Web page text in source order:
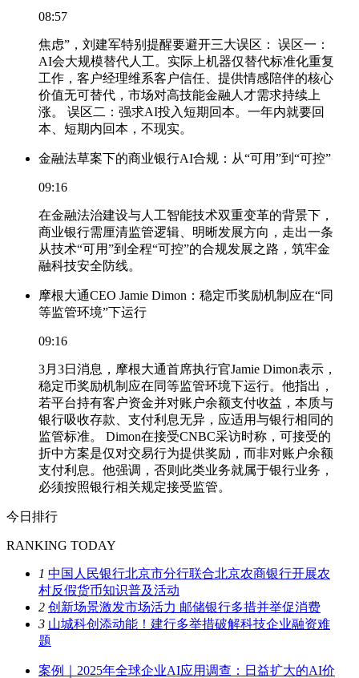
08:57
焦虑”，刘建军特别提醒要避开三大误区： 误区一：
AI会大规模替代人工。实际上机器仅替代标准化重复
工作，客户经理维系客户信任、提供情感陪伴的核心
价值无可替代，市场对高技能金融人才需求持续上
涨。 误区二：强求AI投入短期回本。一年内就要回
本、短期内回本，不现实。
金融法草案下的商业银行AI合规：从“可用”到“可控”
09:16
在金融法治建设与人工智能技术双重变革的背景下，
商业银行需厘清监管逻辑、明晰发展方向，走出一条
从技术“可用”到全程“可控”的合规发展之路，筑牢金
融科技安全防线。
摩根大通CEO Jamie Dimon：稳定币奖励机制应在“同
等监管环境”下运行
09:16
3月3日消息，摩根大通首席执行官Jamie Dimon表示，
稳定币奖励机制应在同等监管环境下运行。他指出，
若平台持有客户资金并对账户余额支付收益，本质与
银行吸收存款、支付利息无异，应适用与银行相同的
监管标准。 Dimon在接受CNBC采访时称，可接受的
折中方案是仅对交易行为提供奖励，而非对账户余额
支付利息。他强调，否则此类业务就属于银行业务，
必须按照银行相关规定接受监管。
今日排行
RANKING TODAY
1 中国人民银行北京市分行联合北京农商银行开展农
村反假货币知识普及活动
2 创新场景激发市场活力 邮储银行多措并举促消费
3 山城科创添动能！建行多举措破解科技企业融资难
题
案例｜2025年全球企业AI应用调查：日益扩大的AI价